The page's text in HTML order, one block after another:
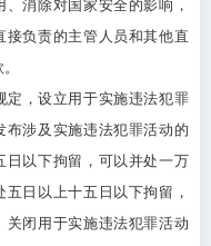
消除对国家安全的影响，
接负责的主管人员和其他直
，设立用于实施违法犯罪
布涉及实施违法犯罪活动的
以下拘留，可以并处一万
日以上十五日以下拘留，
关闭用于实施违法犯罪活动